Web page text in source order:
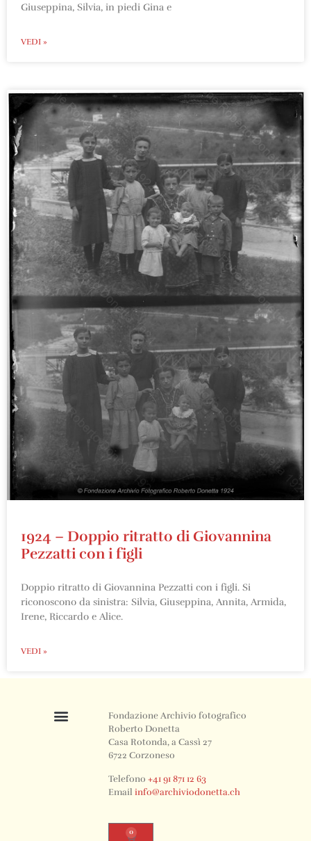
Giuseppina, Silvia, in piedi Gina e
VEDI »
1924 – Doppio ritratto di Giovannina
Pezzatti con i figli
Doppio ritratto di Giovannina Pezzatti con i figli. Si
riconoscono da sinistra: Silvia, Giuseppina, Annita, Armida,
Irene, Riccardo e Alice.
VEDI »
Fondazione Archivio fotografico
Roberto Donetta
Casa Rotonda, a Cassì 27
6722 Corzoneso
Telefono+41 91 871 12 63
Emailinfo@archiviodonetta.ch
0